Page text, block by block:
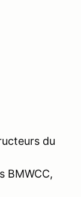
du
BMWCC,